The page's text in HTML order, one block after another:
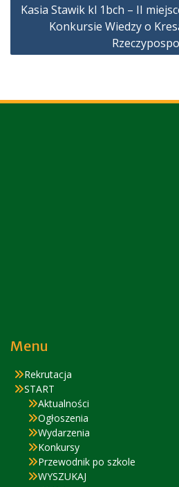
Kasia Stawik kl 1bch – II
Konkursie Wiedzy o
Menu
Rekrutacja
START
Aktualności
Ogłoszenia
Wydarzenia
Konkursy
Przewodnik po szkole
WYSZUKAJ